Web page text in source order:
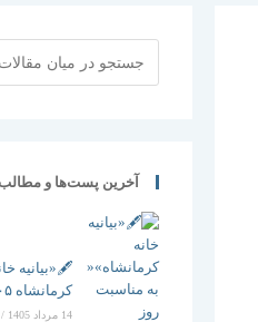
آخرین پست‌ها و
🖋️«بیانیه
کرمانشاه ۰۵/۰۵/۰۵»
14 مرداد 1405 /